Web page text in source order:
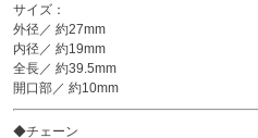
サイズ：
外径／ 約27mm
内径／ 約19mm
全長／ 約39.5mm
開口部／ 約10mm
◆チェーン